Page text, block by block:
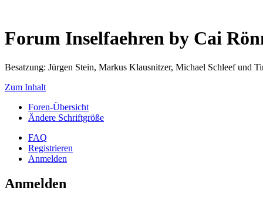
Forum Inselfaehren by Cai
Besatzung: Jürgen Stein, Markus Klausnitzer, Michael Schleef und
Zum Inhalt
Foren-Übersicht
Ändere Schriftgröße
FAQ
Registrieren
Anmelden
Anmelden